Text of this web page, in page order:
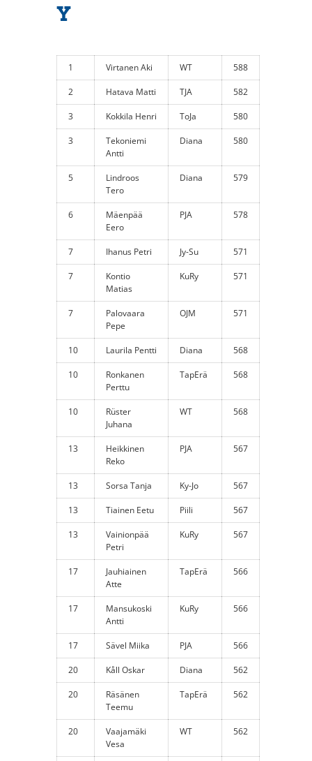
Y
1 Virtanen Aki WT 588
2 Hatava Matti TJA 582
3 Kokkila Henri ToJa 580
3
Tekoniemi
Antti
Diana 580
5
Lindroos
Tero
Diana 579
6
Mäenpää
Eero
PJA 578
7 Ihanus Petri Jy-Su 571
7
Kontio
Matias
KuRy 571
7
Palovaara
Pepe
OJM 571
10 Laurila Pentti Diana 568
10
Ronkanen
Perttu
TapErä 568
10
Rüster
Juhana
WT 568
13
Heikkinen
Reko
PJA 567
13 Sorsa Tanja Ky-Jo 567
13 Tiainen Eetu Piili 567
13
Vainionpää
Petri
KuRy 567
17
Jauhiainen
Atte
TapErä 566
17
Mansukoski
Antti
KuRy 566
17 Sävel Miika PJA 566
20 Kåll Oskar Diana 562
20
Räsänen
Teemu
TapErä 562
20
Vaajamäki
Vesa
WT 562